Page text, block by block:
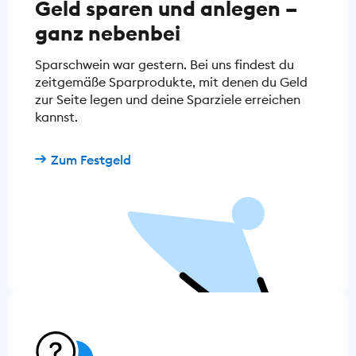
Geld sparen und anlegen –
ganz nebenbei
Sparschwein war gestern. Bei uns findest du
zeitgemäße Sparprodukte, mit denen du Geld
zur Seite legen und deine Sparziele erreichen
kannst.
Zum Festgeld